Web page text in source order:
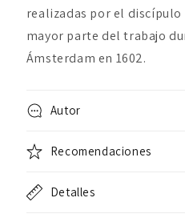
realizadas por el discípulo
mayor parte del trabajo
Ámsterdam en 1602.
Autor
Recomendaciones
Detalles